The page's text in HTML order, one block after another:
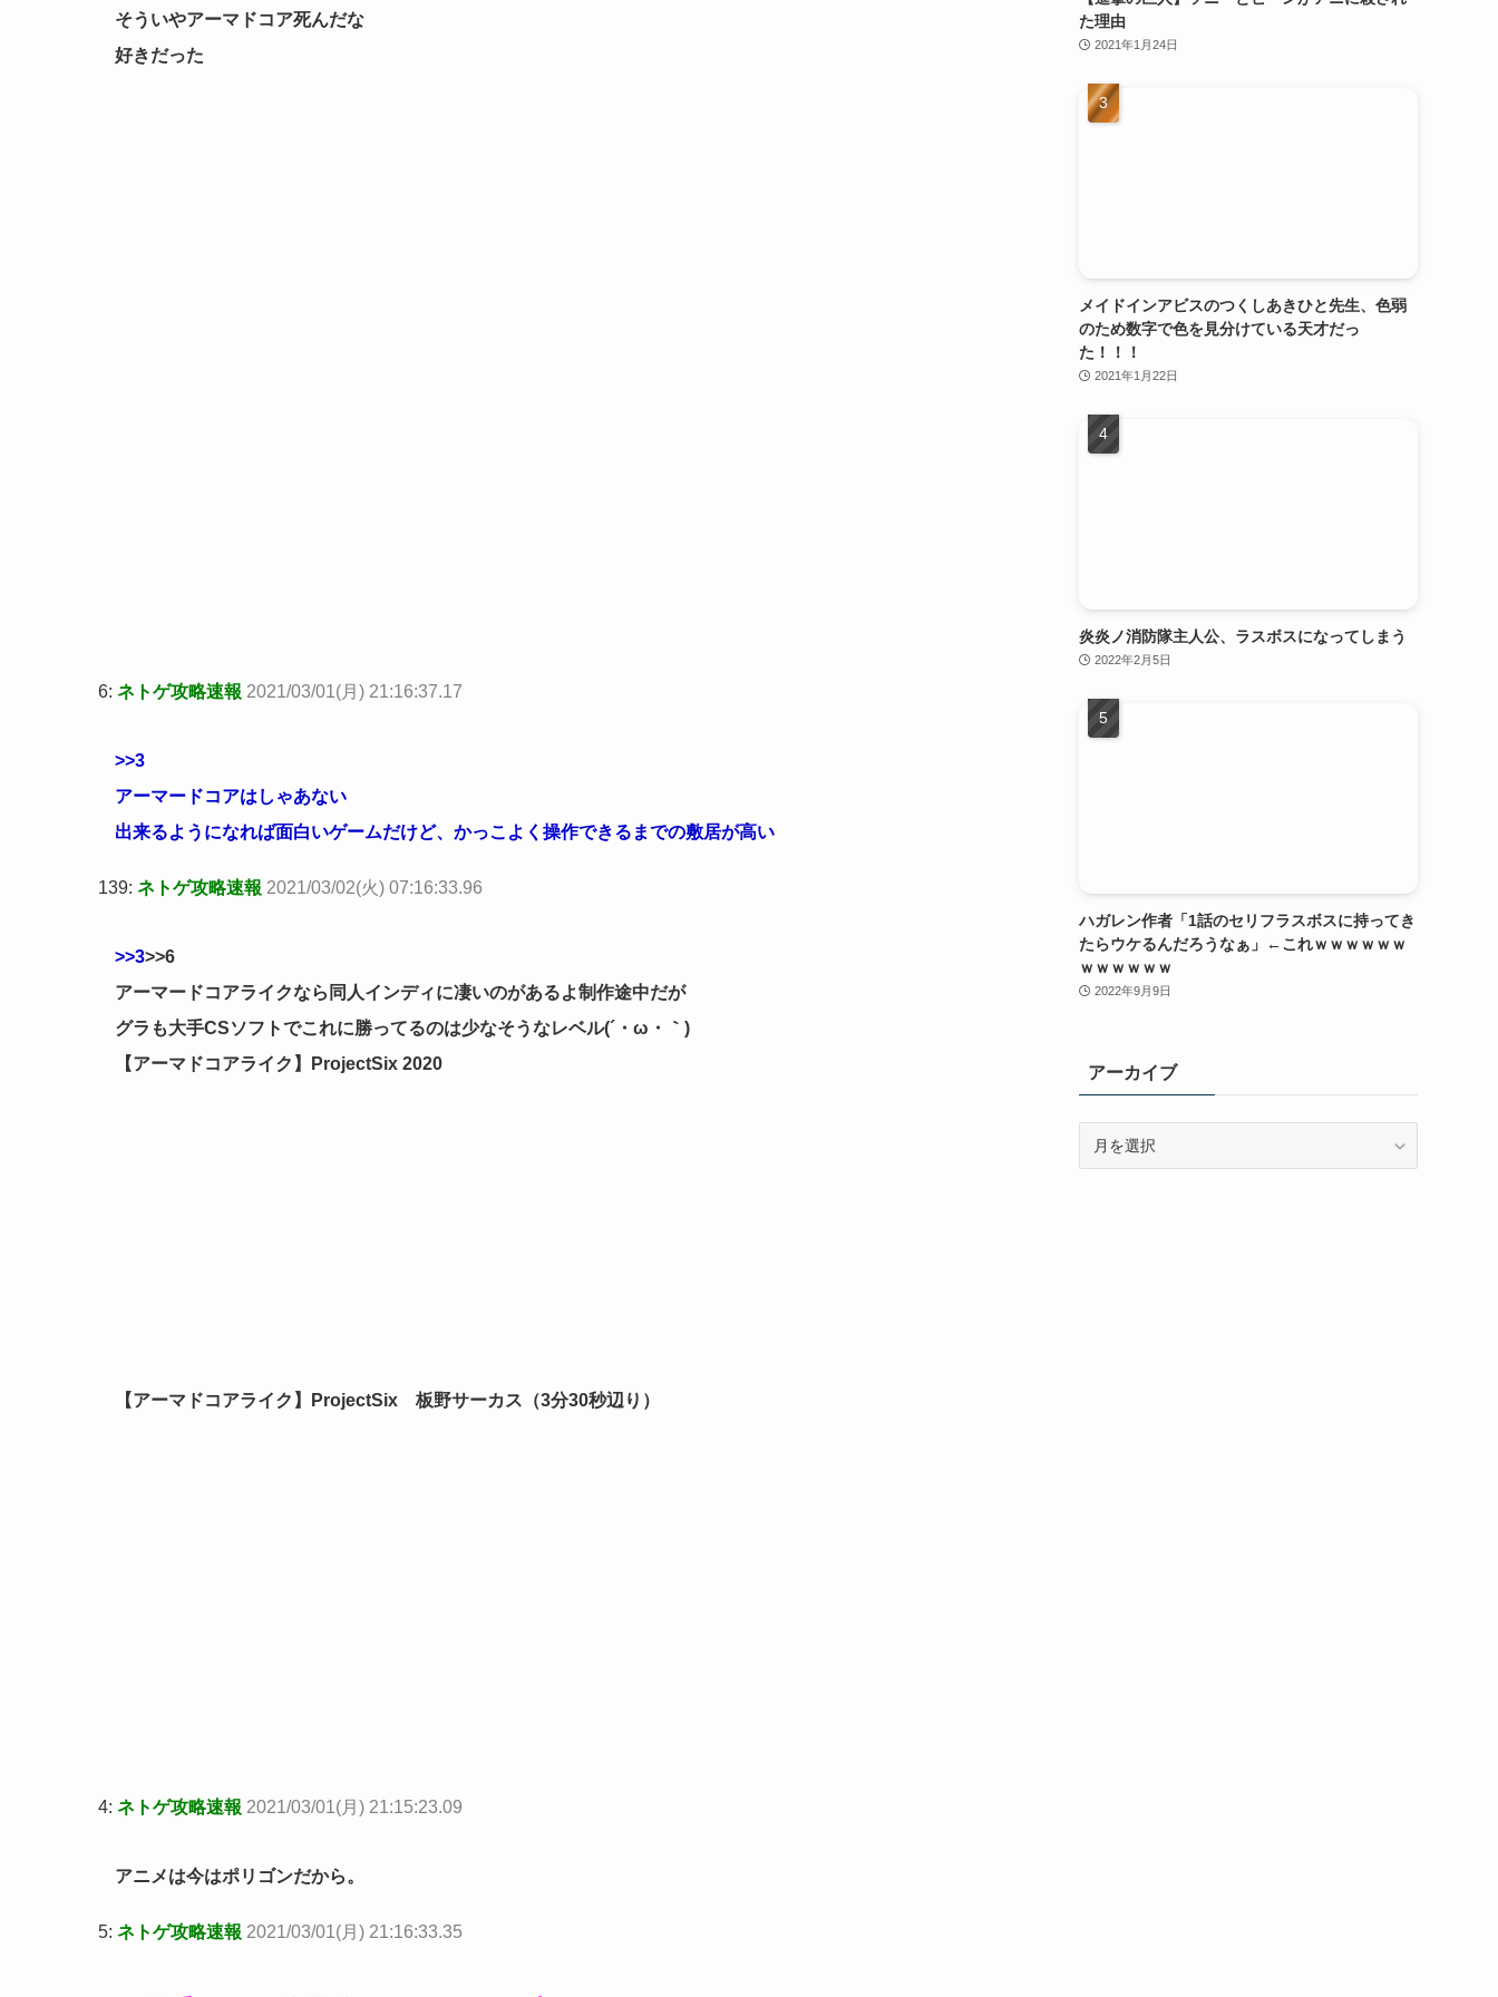
そういやアーマドコア死んだな
好きだった
6: ネトゲ攻略速報 2021/03/01(月) 21:16:37.17
>>3
アーマードコアはしゃあない
出来るようになれば面白いゲームだけど、かっこよく操作できるまでの敷居が高い
139: ネトゲ攻略速報 2021/03/02(火) 07:16:33.96
>>3>>6
アーマードコアライクなら同人インディに凄いのがあるよ制作途中だが
グラも大手CSソフトでこれに勝ってるのは少なそうなレベル(´・ω・｀)
【アーマドコアライク】ProjectSix 2020
【アーマドコアライク】ProjectSix 板野サーカス（3分30秒辺り）
4: ネトゲ攻略速報 2021/03/01(月) 21:15:23.09
アニメは今はポリゴンだから。
5: ネトゲ攻略速報 2021/03/01(月) 21:16:33.35
た理由
2021年1月24日
メイドインアビスのつくしあきひと先生、色弱
のため数字で色を見分けている天才だっ
た！！！
2021年1月22日
炎炎ノ消防隊主人公、ラスボスになってしまう
2022年2月5日
ハガレン作者「1話のセリフラスボスに持ってき
たらウケるんだろうなぁ」←これｗｗｗｗｗｗ
ｗｗｗｗｗｗ
2022年9月9日
アーカイブ